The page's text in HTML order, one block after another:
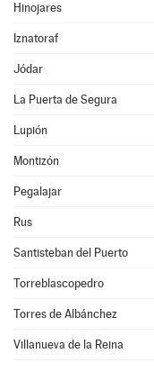
Hinojares
Iznatoraf
Jódar
La Puerta de Segura
Lupión
Montizón
Pegalajar
Rus
Santisteban del Puerto
Torreblascopedro
Torres de Albánchez
Villanueva de la Reina